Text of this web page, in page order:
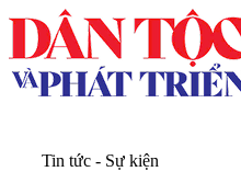
Tin tức - Sự kiện